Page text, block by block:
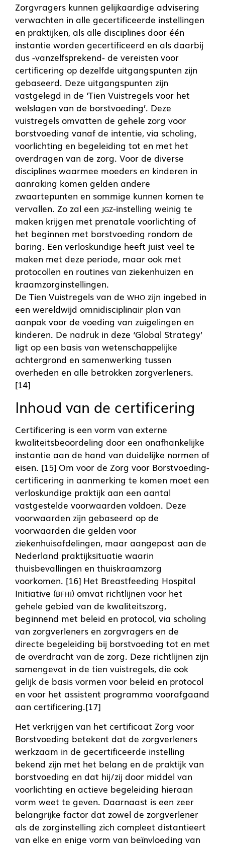
Zorgvragers kunnen gelijkaardige advisering
verwachten in alle gecertificeerde instellingen
en praktijken, als alle disciplines door één
instantie worden gecertificeerd en als daarbij
dus -vanzelfsprekend- de vereisten voor
certificering op dezelfde uitgangspunten zijn
gebaseerd. Deze uitgangspunten zijn
vastgelegd in de ‘Tien Vuistregels voor het
welslagen van de borstvoeding’. Deze
vuistregels omvatten de gehele zorg voor
borstvoeding vanaf de intentie, via scholing,
voorlichting en begeleiding tot en met het
overdragen van de zorg. Voor de diverse
disciplines waarmee moeders en kinderen in
aanraking komen gelden andere
zwaartepunten en sommige kunnen komen te
vervallen. Zo zal een JGZ-instelling weinig te
maken krijgen met prenatale voorlichting of
het beginnen met borstvoeding rondom de
baring. Een verloskundige heeft juist veel te
maken met deze periode, maar ook met
protocollen en routines van ziekenhuizen en
kraamzorginstellingen.
De Tien Vuistregels van de WHO zijn ingebed in
een wereldwijd omnidisciplinair plan van
aanpak voor de voeding van zuigelingen en
kinderen. De nadruk in deze ‘Global Strategy’
ligt op een basis van wetenschappelijke
achtergrond en samenwerking tussen
overheden en alle betrokken zorgverleners.
[14]
Inhoud van de certificering
Certificering is een vorm van externe
kwaliteitsbeoordeling door een onafhankelijke
instantie aan de hand van duidelijke normen of
eisen. [15] Om voor de Zorg voor Borstvoeding-
certificering in aanmerking te komen moet een
verloskundige praktijk aan een aantal
vastgestelde voorwaarden voldoen. Deze
voorwaarden zijn gebaseerd op de
voorwaarden die gelden voor
ziekenhuisafdelingen, maar aangepast aan de
Nederland praktijksituatie waarin
thuisbevallingen en thuiskraamzorg
voorkomen. [16] Het Breastfeeding Hospital
Initiative (BFHI) omvat richtlijnen voor het
gehele gebied van de kwaliteitszorg,
beginnend met beleid en protocol, via scholing
van zorgverleners en zorgvragers en de
directe begeleiding bij borstvoeding tot en met
de overdracht van de zorg. Deze richtlijnen zijn
samengevat in de tien vuistregels, die ook
gelijk de basis vormen voor beleid en protocol
en voor het assistent programma voorafgaand
aan certificering.[17]
Het verkrijgen van het certificaat Zorg voor
Borstvoeding betekent dat de zorgverleners
werkzaam in de gecertificeerde instelling
bekend zijn met het belang en de praktijk van
borstvoeding en dat hij/zij door middel van
voorlichting en actieve begeleiding hieraan
vorm weet te geven. Daarnaast is een zeer
belangrijke factor dat zowel de zorgverlener
als de zorginstelling zich compleet distantieert
van elke en enige vorm van beïnvloeding van